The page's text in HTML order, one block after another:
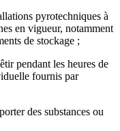
pyrotechniques à
en vigueur, notamment
de stockage ;
pendant les heures de
fournis par
des substances ou